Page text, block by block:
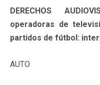
DERECHOS
operadoras de
partidos de fútbol:
AUTO